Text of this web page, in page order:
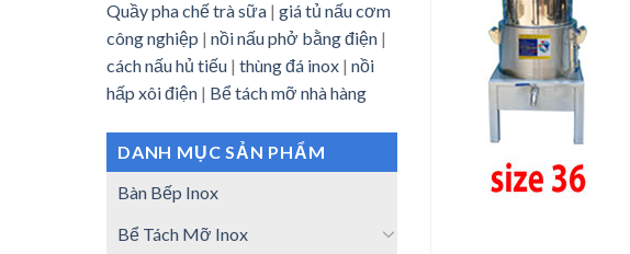
Quầy pha chế trà sữa | giá tủ nấu cơm
công nghiệp | nồi nấu phở bằng điện |
cách nấu hủ tiếu | thùng đá inox | nồi
hấp xôi điện | Bể tách mỡ nhà hàng
DANH MỤC SẢN PHẨM
Bàn Bếp Inox
Bể Tách Mỡ Inox